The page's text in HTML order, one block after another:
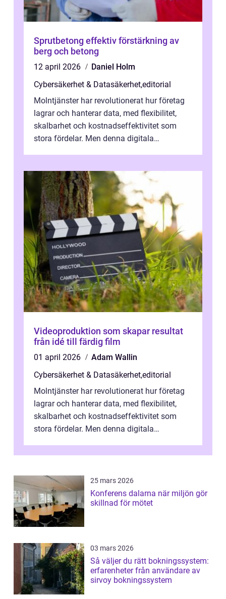
Sprutbetong effektiv förstärkning av
berg och betong
12 april 2026
Daniel Holm
Cybersäkerhet & Datasäkerhet,editorial
Molntjänster har revolutionerat hur företag
lagrar och hanterar data, med flexibilitet,
skalbarhet och kostnadseffektivitet som
stora fördelar. Men denna digitala
Videoproduktion som skapar resultat
från idé till färdig film
01 april 2026
Adam Wallin
Cybersäkerhet & Datasäkerhet,editorial
Molntjänster har revolutionerat hur företag
lagrar och hanterar data, med flexibilitet,
skalbarhet och kostnadseffektivitet som
stora fördelar. Men denna digitala
25 mars 2026
Konferens dalarna när miljön gör
skillnad för mötet
03 mars 2026
Så väljer du rätt bokningssystem:
erfarenheter från användare av
sirvoy bokningssystem